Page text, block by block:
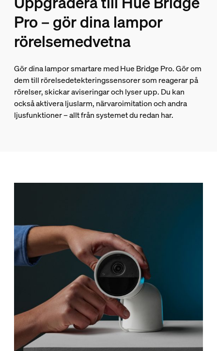
Pro – gör dina lampor
rörelsemedvetna
Gör dina lampor smartare med Hue Bridge Pro. Gör om
dem till rörelsedetekteringssensorer som reagerar på
rörelser, skickar aviseringar och lyser upp. Du kan
också aktivera ljuslarm, närvaroimitation och andra
ljusfunktioner – allt från systemet du redan har.